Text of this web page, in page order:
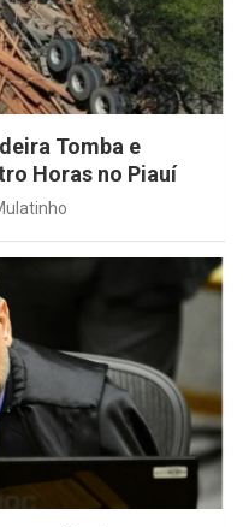
Tomba e
Horas no Piauí